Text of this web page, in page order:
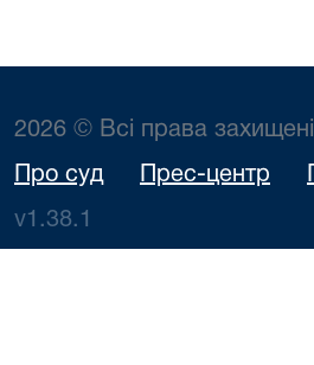
2026 © Всі права захищені
Про суд Прес-центр
v1.38.1